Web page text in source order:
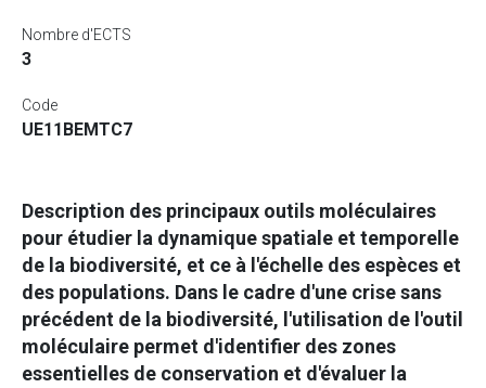
Nombre d'ECTS
3
Code
UE11BEMTC7
Description des principaux outils moléculaires
pour étudier la dynamique spatiale et temporelle
de la biodiversité, et ce à l'échelle des espèces et
des populations. Dans le cadre d'une crise sans
précédent de la biodiversité, l'utilisation de l'outil
moléculaire permet d'identifier des zones
essentielles de conservation et d'évaluer la